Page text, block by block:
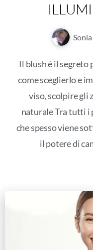
Il blush è il segreto
come sceglierlo e
viso, scolpire gli
naturale Tra tutti i
che spesso viene
il potere di